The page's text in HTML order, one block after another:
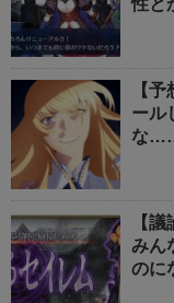
性と
【
ール
な
【
みん
のに